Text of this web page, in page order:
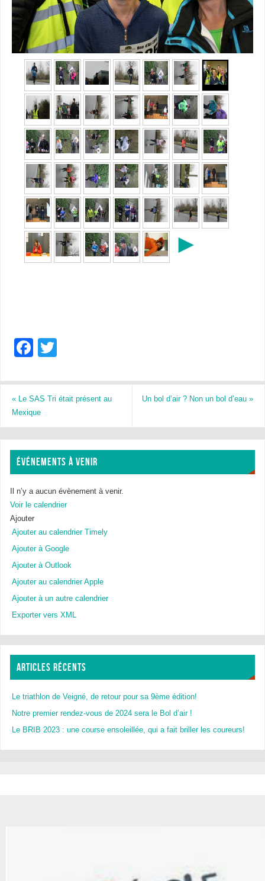
►
F
c
e
b
o
o
k
tt
er
«Le SAS Tri était présent au
Mexique
Un bol d’air ? Non un bol d’eau»
ÉVÉNEMENTS À VENIR
Il n’y a aucun évènement à venir.
Voir le calendrier
Ajouter
Ajouter au calendrier Timely
Ajouter à Google
Ajouter à Outlook
Ajouter au calendrier Apple
Ajouter à un autre calendrier
Exporter vers XML
ARTICLES RÉCENTS
Le triathlon de Veigné, de retour pour sa 9ème édition!
Notre premier rendez-vous de 2024 sera le Bol d’air !
Le BRIB 2023 : une course ensoleillée, qui a fait briller les coureurs!